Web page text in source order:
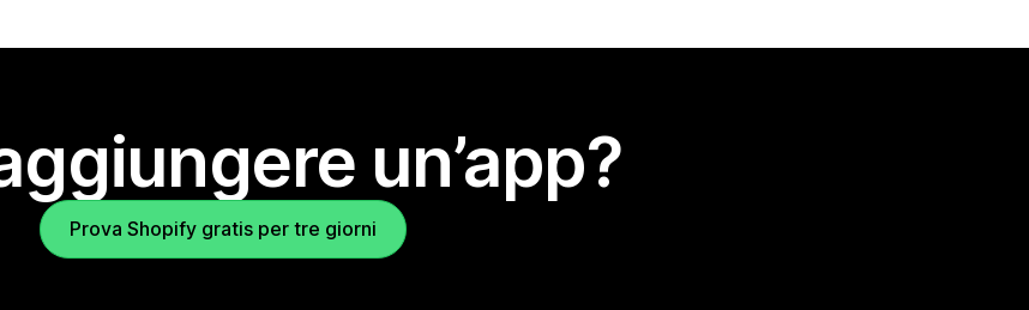
un’app?
Prova Shopify gratis per tre giorni